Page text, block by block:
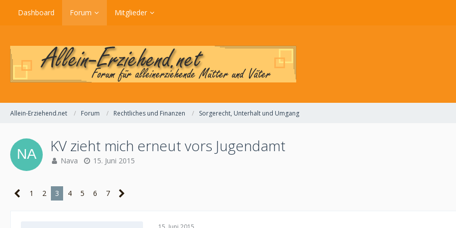
Dashboard Forum Mitglieder
Allein-Erziehend.net Forum Rechtliches und Finanzen Sorgerecht, Unterhalt und Umgang
KV zieht mich erneut vors Jugendamt
Nava 15. Juni 2015
1 2 3 4 5 6 7